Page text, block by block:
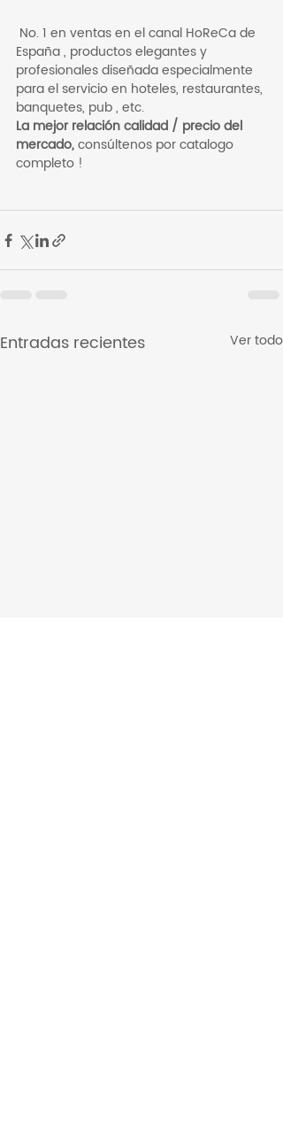
España , productos elegantes y
profesionales diseñada especialmente
para el servicio en hoteles, restaurantes,
banquetes, pub , etc.
La mejor relación calidad / precio del
mercado, consúltenos por catalogo
completo !
Entradas recientes Ver todo